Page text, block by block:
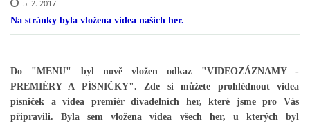
CO NOVÉHO ZKOUŠÍME
HRY OD ROKU 1973
5. 2. 2017
Na stránky byla vložena videa našich her.
Do "MENU" byl nově vložen odkaz "VIDEOZÁZNAMY -
PREMIÉRY A PÍSNIČKY". Zde si můžete prohlédnout videa
písniček a videa premiér divadelních her, které jsme pro Vás
připravili. Byla sem vložena videa všech her, u kterých byl